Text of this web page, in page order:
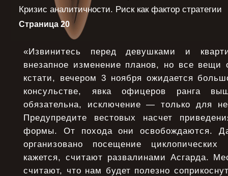
Кризис аналитичности. Риск как фактор стратегии
Страница 20
«Извинитесь перед девушками и
внезапное изменение планов, но все вещи
кстати, вечером 3 ноября ожидается
консульстве, явка офицеров ранга
обязательна, исключение — только для
Предупредите вестовых насчет
формы. От похода они освобождаются.
организовано посещение
кажется, считают развалинами Асгарда.
считают, что нам будет полезно